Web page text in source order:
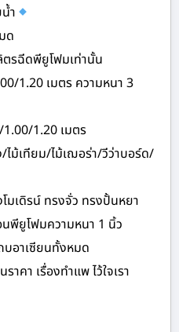
ำ
ด
รฉีดพียูโฟมเท่านั้น
1.20 เมตร ความหนา 3
1.20 เมตร
ม้เทียม/ไม้เฌอร่า/วีว่าบอร์ด/
มเดิรน์ ทรงจั่ว ทรงปั้นหยา
พียูโฟมความหนา 1 นิ้ว
บอาเซียนทั้งหมด
าคา เรื่องทำแพ ไว้ใจเรา